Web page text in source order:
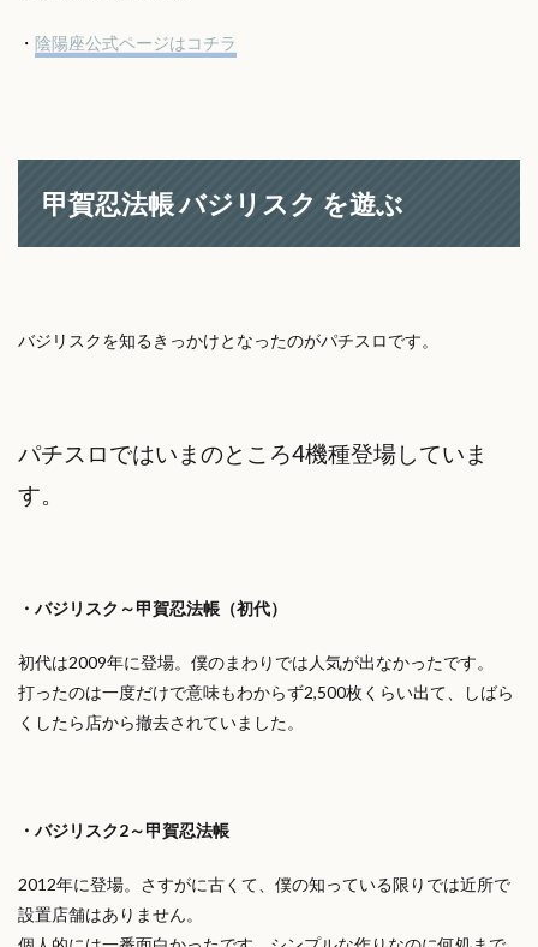
・ 陰陽座公式ページはコチラ
甲賀忍法帳 バジリスク を遊ぶ
バジリスクを知るきっかけとなったのがパチスロです。
パチスロではいまのところ4機種登場していま
す。
・バジリスク～甲賀忍法帳（初代）
初代は2009年に登場。僕のまわりでは人気が出なかったです。
打ったのは一度だけで意味もわからず2,500枚くらい出て、しばら
くしたら店から撤去されていました。
・バジリスク2～甲賀忍法帳
2012年に登場。さすがに古くて、僕の知っている限りでは近所で
設置店舗はありません。